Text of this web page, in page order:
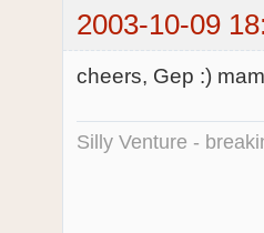
2003-10-09
cheers, Gep :)
Silly Venture -